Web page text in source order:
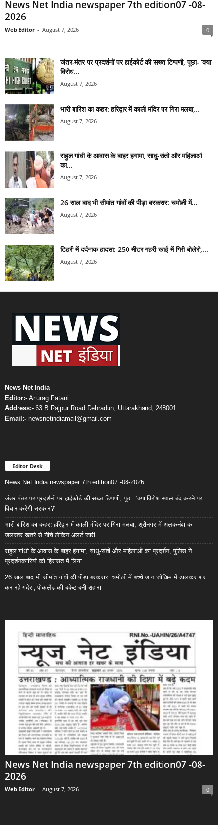
News Net India newspaper 7th edition07 -08-
2026
Web Editor - August 7, 2026 0
जंतर-मंतर पर प्रदर्शनों पर हाईकोर्ट की सख्त टिप्पणी, पूछा- ‘क्या
विरोध...
August 7, 2026
भारी बारिश का कहर: हरिद्वार में काली मंदिर पर गिरा मलबा,...
August 7, 2026
राहुल गांधी के आवास के बाहर हंगामा, साधु-संतों और महिलाओं
का...
August 7, 2026
26 साल बाद भी सीमांत गांवों की पीड़ा बरकरार: चमोली में...
August 7, 2026
टिहरी में दर्दनाक हादसा: 250 मीटर गहरी खाई में गिरी बोलेरो,...
August 7, 2026
News Net India
Editor:- Anurag Patani
Address:- 63 B Rajpur Road Dehradun, Uttarakhand, 248001
Email:- newsnetindiamail@gmail.com
Editor Desk
News Net India newspaper 7th edition07 -08-2026
जंतर-मंतर पर प्रदर्शनों पर हाईकोर्ट की सख्त टिप्पणी, पूछा- ‘क्या विरोध स्थल बंद करने पर
विचार करेगी सरकार?’
भारी बारिश का कहर: हरिद्वार में काली मंदिर पर गिरा मलबा, श्रीनगर में अलकनंदा का
जलस्तर खतरे से नीचे लेकिन अलर्ट जारी
राहुल गांधी के आवास के बाहर हंगामा, साधु-संतों और महिलाओं का प्रदर्शन; पुलिस ने
प्रदर्शनकारियों को हिरासत में लिया
26 साल बाद भी सीमांत गांवों की पीड़ा बरकरार: चमोली में बच्चे जान जोखिम में डालकर पार
कर रहे गदेरा, पोकलैंड की बकेट बनी सहारा
News Net India newspaper 7th edition07 -08-
2026
Web Editor - August 7, 2026 0